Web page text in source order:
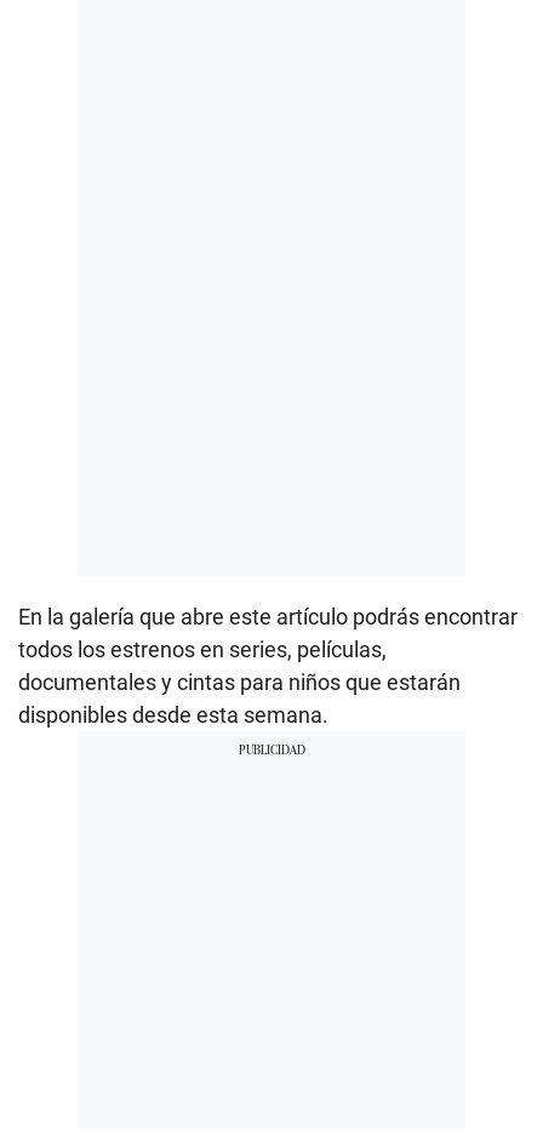
En la galería que abre este artículo podrás encontrar
todos los estrenos en series, películas,
documentales y cintas para niños que estarán
disponibles desde esta semana.